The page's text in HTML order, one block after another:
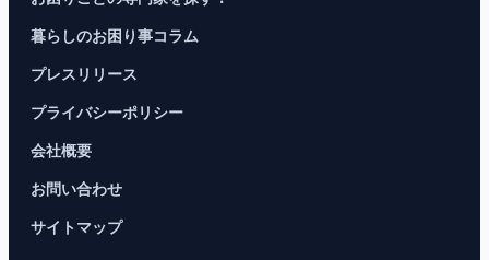
暮らしのお困り事コラム
プレスリリース
プライバシーポリシー
会社概要
お問い合わせ
サイトマップ